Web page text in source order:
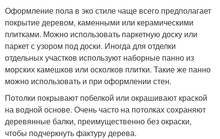
Оформление пола в эко стиле чаще всего предполагает
покрытие деревом, каменными или керамическими
плитками. Можно использовать паркетную доску или
паркет с узором под доски. Иногда для отделки
отдельных участков используют наборные панно из
морских камешков или осколков плитки. Такие же панно
можно использовать и при оформлении стен.
Потолки покрывают побелкой или окрашивают краской
на водной основе. Очень часто на потолках сохраняют
деревянные балки, преимущественно без окраски,
чтобы подчеркнуть фактуру дерева.